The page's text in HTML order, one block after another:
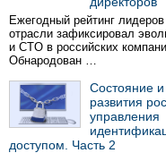
Ежегодный рейтинг
отрасли зафиксировал
и CTO в российских
Обнародован …
Состояние
развития
управления
доступом. Часть 2